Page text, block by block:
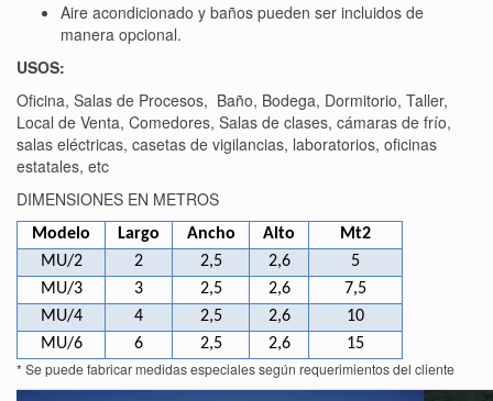
Aire acondicionado y baños pueden ser incluidos de
manera opcional.
USOS:
Oficina, Salas de Procesos, Baño, Bodega, Dormitorio, Taller,
Local de Venta, Comedores, Salas de clases, cámaras de frío,
salas eléctricas, casetas de vigilancias, laboratorios, oficinas
estatales, etc
DIMENSIONES EN METROS
Modelo Largo Ancho Alto
Mt2
MU/2
2 2,5 2,6
5
MU/3
3 2,5 2,6
7,5
MU/4
4 2,5 2,6
10
MU/6
6 2,5 2,6 15
* Se puede fabricar medidas especiales según requerimientos del cliente